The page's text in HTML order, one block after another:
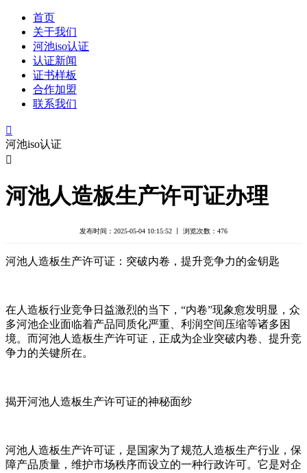
首页
关于我们
河池iso认证
认证新闻
证书样板
合作加盟
联系我们

河池iso认证

河池人造板生产许可证办理
发布时间：2025-05-04 10:15:52 丨 浏览次数： 476
河池人造板生产许可证：突破内卷，提升竞争力的金钥匙
在人造板行业竞争日益激烈的当下，“内卷”现象愈发明显，众
多河池企业面临着产品同质化严重、利润空间压缩等诸多困
境。而河池人造板生产许可证，正成为企业突破内卷、提升竞
争力的关键所在。
揭开河池人造板生产许可证的神秘面纱
河池人造板生产许可证，是国家为了规范人造板生产行业，保
障产品质量，维护市场秩序而设立的一种行政许可。它是对企